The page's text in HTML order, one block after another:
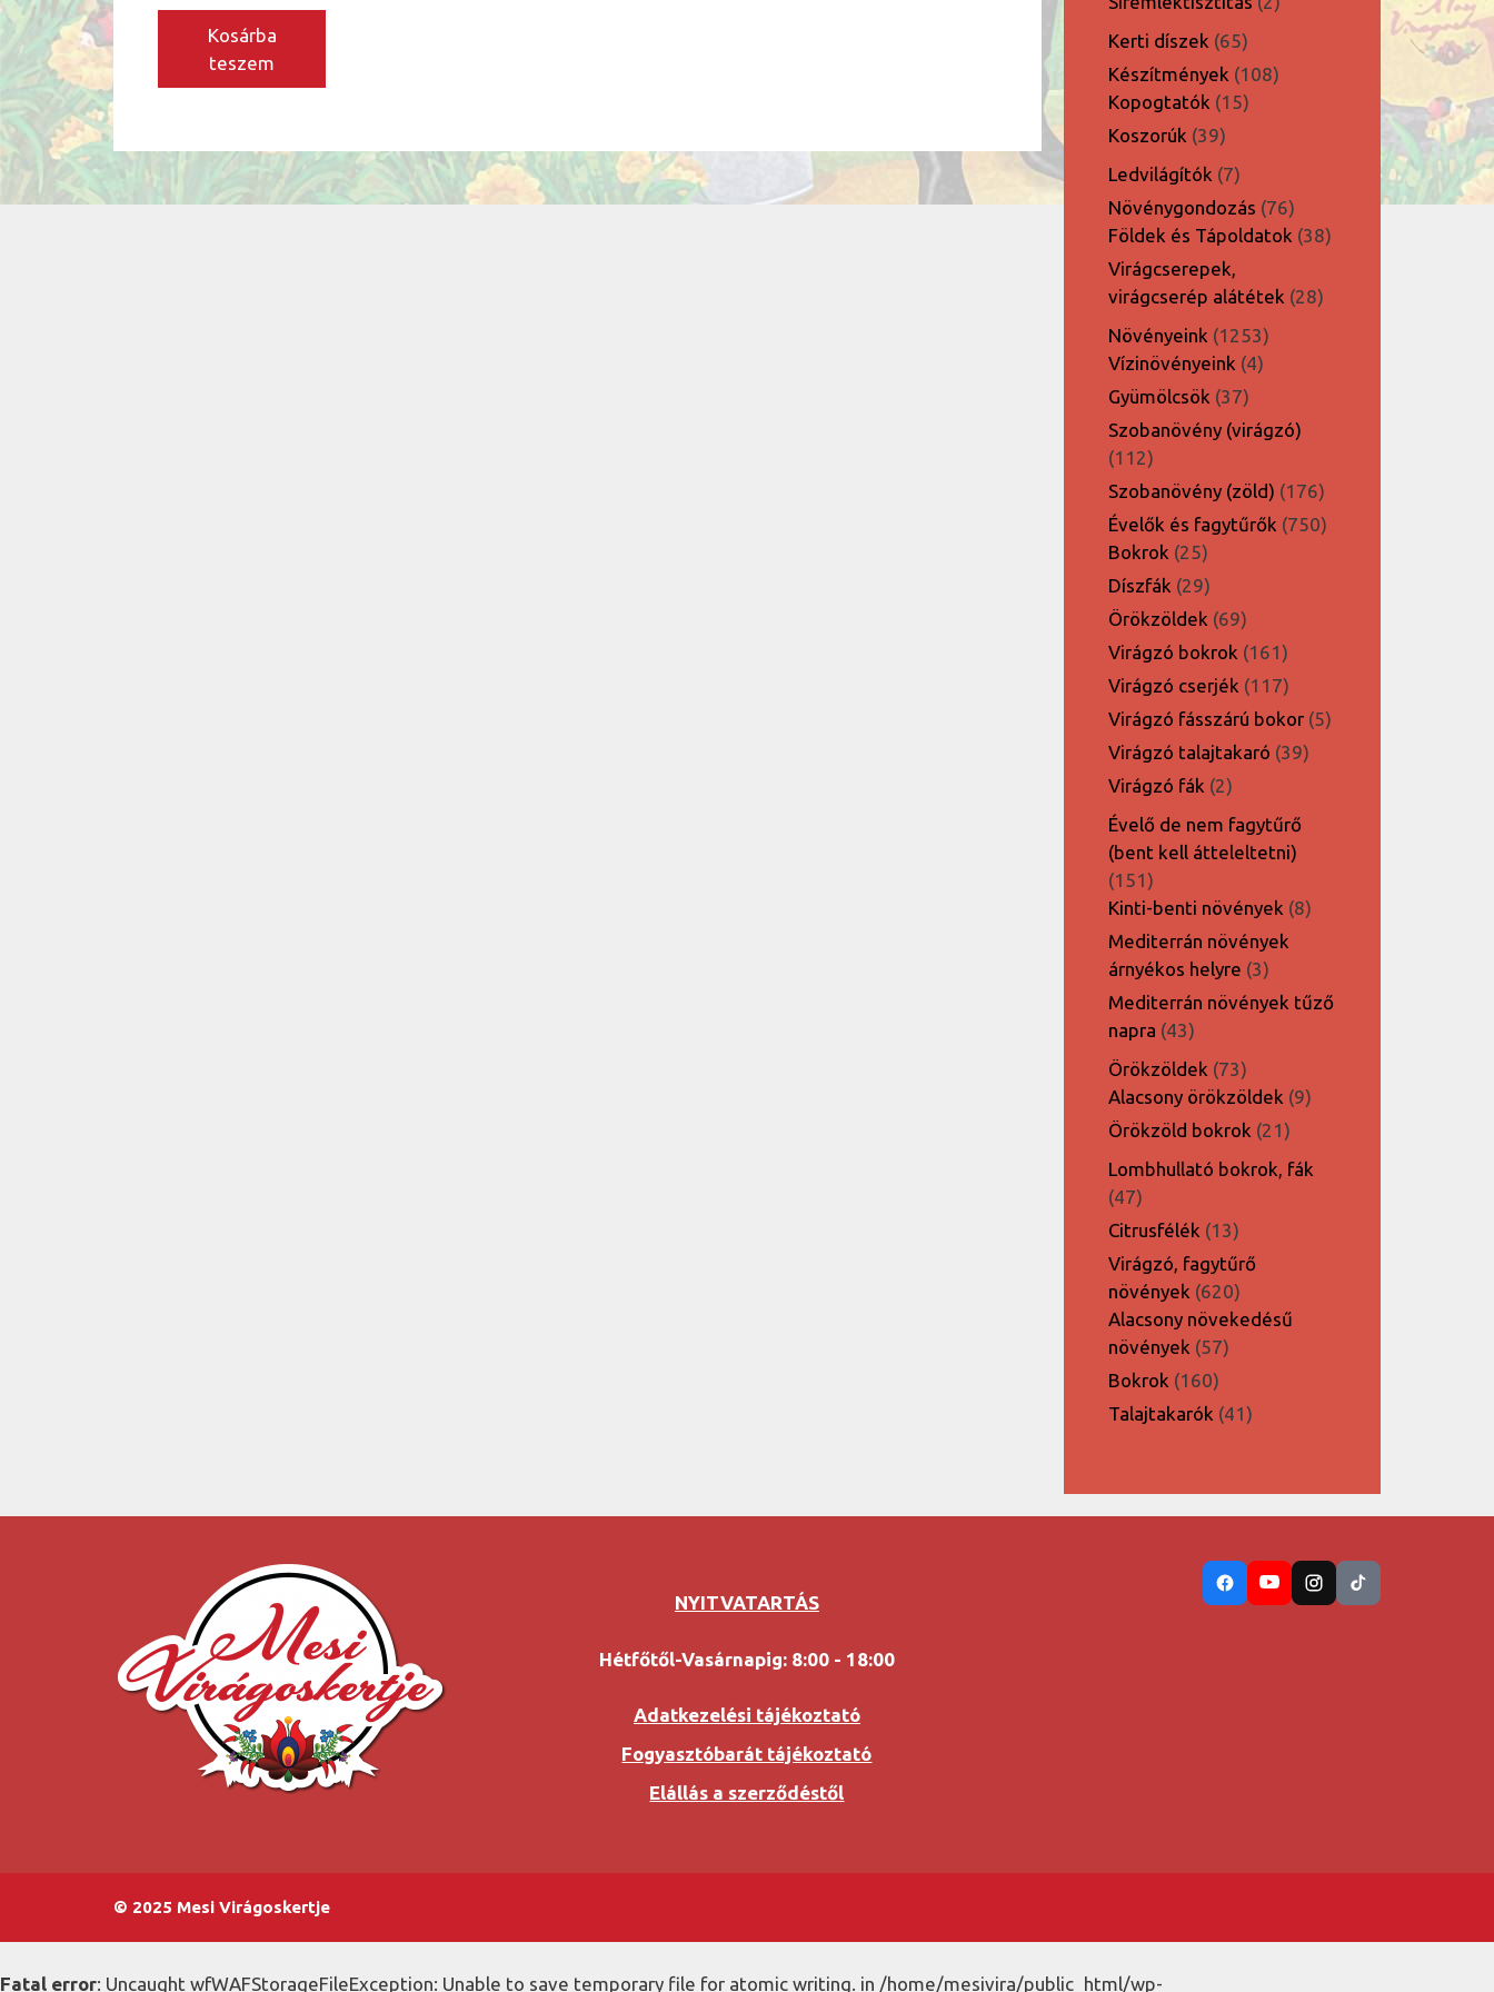
Kosárba
teszem
Kerti díszek 6565
termék
Készítmények 108108
Kopogtatók 1515
Koszorúk 3939
termék
Ledvilágítók 77
termék
Növénygondozás 7676
termék
Földek és Tápoldatok 3838
Virágcserepek,
virágcserép alátétek 2828
Növényeink 12531253
termék
Vízinövényeink 44
Gyümölcsök 3737
termék
Szobanövény (virágzó)
112112
termék
Szobanövény (zöld) 176176
termék
Évelők és fagytűrők 750750
Bokrok 2525
termék
Díszfák 2929
termék
Örökzöldek 6969
termék
Virágzó bokrok 161161
termék
Virágzó cserjék 117117
termék
Virágzó fásszárú bokor 55
Virágzó talajtakaró 3939
Virágzó fák 22
termék
Évelő de nem fagytűrő
(bent kell átteleltetni)
151151
termék
Kinti-benti növények 88
Mediterrán növények
árnyékos helyre 33
termék
Mediterrán növények tűző
napra 4343
termék
Örökzöldek 7373
termék
Alacsony örökzöldek 99
Örökzöld bokrok 2121
termék
Lombhullató bokrok, fák
4747
termék
Citrusfélék 1313
termék
Virágzó, fagytűrő
növények 620620
termék
Alacsony növekedésű
növények 5757
Bokrok 160160
termék
Talajtakarók 4141
NYITVATARTÁS
Hétfőtől-Vasárnapig: 8:00 - 18:00
Adatkezelési tájékoztató
Fogyasztóbarát tájékoztató
Elállás a szerződéstől
© 2025 Mesi Virágoskertje
Fatal error: Uncaught wfWAFStorageFileException: Unable to save temporary file for atomic writing. in /home/mesivira/public_html/wp-